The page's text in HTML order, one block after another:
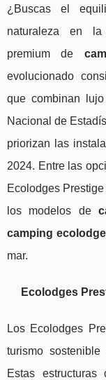
¿Buscas el
naturaleza en
premium de
evolucionado
que combinan
Nacional de
priorizan las
2024. Entre las
Ecolodges
los modelos de
camping
mar.
Ecolodges
Los Ecolodges
turismo
Estas estructuras